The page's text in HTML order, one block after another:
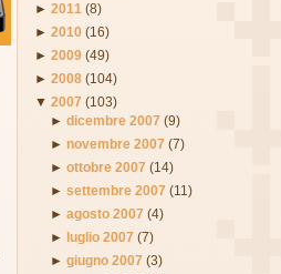
► 2011 (8)
► 2010 (16)
► 2009 (49)
► 2008 (104)
▼ 2007 (103)
►dicembre 2007 (9)
►novembre 2007 (7)
►ottobre 2007 (14)
►settembre 2007 (11)
►agosto 2007 (4)
► luglio 2007 (7)
►giugno 2007 (3)